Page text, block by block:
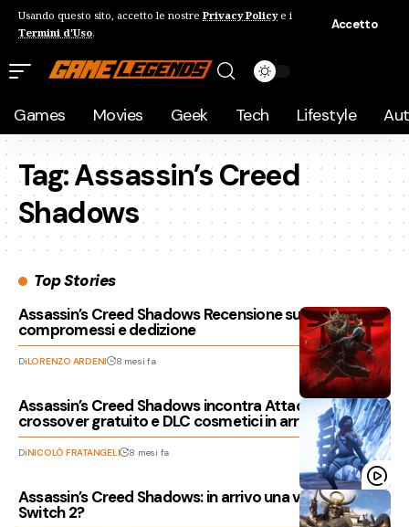
Usando questo sito, accetto le nostre Privacy Policye i
Termini d'Uso.
Accetto
Games Movies Geek Tech Lifestyle
Tag:Assassin’s Creed
Shadows
Top Stories
Assassin’s Creed Shadows Recensione su Switch 2, tra
compromessi e dedizione
DiLORENZO ARDENI 8 mesi fa
Assassin’s Creed Shadows incontra Attack on Titan:
crossover gratuito e DLC cosmetici in arrivo
DiNICOLÒ FRATANGELI 8 mesi fa
Assassin’s Creed Shadows: in arrivo una versione per
Switch 2?